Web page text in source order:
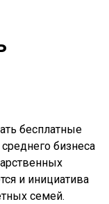
бесплатные
бизнеса
и инициатива
семей.